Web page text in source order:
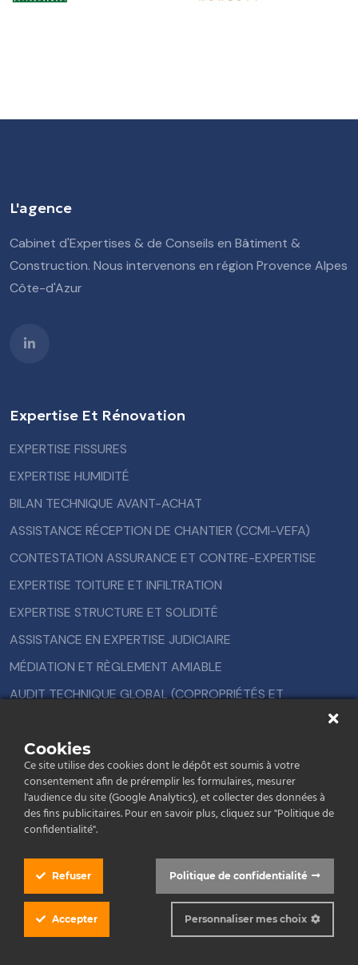
L'agence
Cabinet d'Expertises & de Conseils en Bâtiment &
Construction. Nous intervenons en région Provence Alpes
Côte-d'Azur
Expertise Et Rénovation
EXPERTISE FISSURES
EXPERTISE HUMIDITÉ
BILAN TECHNIQUE AVANT-ACHAT
ASSISTANCE RÉCEPTION DE CHANTIER (CCMI-VEFA)
CONTESTATION ASSURANCE ET CONTRE-EXPERTISE
EXPERTISE TOITURE ET INFILTRATION
EXPERTISE STRUCTURE ET SOLIDITÉ
ASSISTANCE EN EXPERTISE JUDICIAIRE
MÉDIATION ET RÈGLEMENT AMIABLE
AUDIT TECHNIQUE GLOBAL (COPROPRIÉTÉS ET
COURTIER EN TRAVAUX
Navigation
Accueil
Rénovation
À Propos De Nous
Actualités
Cookies
Ce site utilise des cookies dont le dépôt est soumis à votre
consentement afin de préremplir les formulaires, mesurer
l'audience du site (Google Analytics), et collecter des données à
des fins publicitaires. Pour en savoir plus, cliquez sur "Politique de
confidentialité".
Politique de confidentialité
Refuser
Accepter Personnaliser mes choix